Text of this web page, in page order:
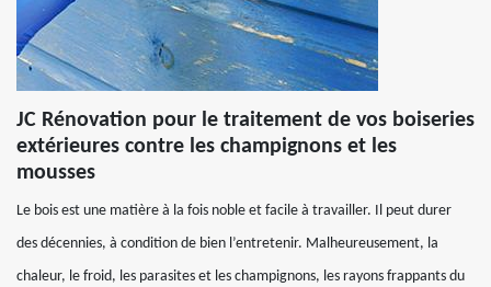
JC Rénovation pour le traitement de vos boiseries
extérieures contre les champignons et les
mousses
Le bois est une matière à la fois noble et facile à travailler. Il peut durer
des décennies, à condition de bien l’entretenir. Malheureusement, la
chaleur, le froid, les parasites et les champignons, les rayons frappants du